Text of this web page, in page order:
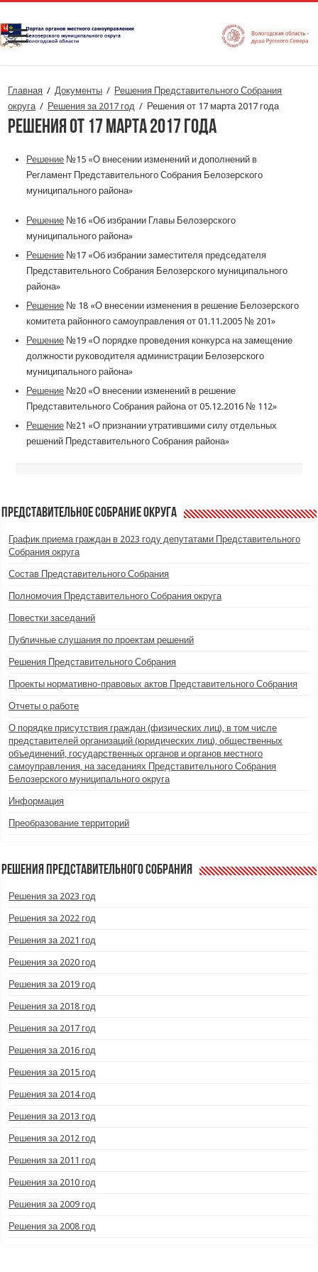
Главная / Документы / Решения Представительного Собрания
округа / Решения за 2017 год / Решения от 17 марта 2017 года
Решения от 17 марта 2017 года
Решение №15 «О внесении изменений и дополнений в
Регламент Представительного Собрания Белозерского
муниципального района»
Решение №16 «Об избрании Главы Белозерского
муниципального района»
Решение №17 «Об избрании заместителя председателя
Представительного Собрания Белозерского муниципального
района»
Решение № 18 «О внесении изменения в решение Белозерского
комитета районного самоуправления от 01.11.2005 № 201»
Решение №19 «О порядке проведения конкурса на замещение
должности руководителя администрации Белозерского
муниципального района»
Решение №20 «О внесении изменений в решение
Представительного Собрания района от 05.12.2016 № 112»
Решение №21 «О признании утратившими силу отдельных
решений Представительного Собрания района»
Представительное Собрание округа
График приема граждан в 2023 году депутатами Представительного
Собрания округа
Состав Представительного Собрания
Полномочия Представительного Собрания округа
Повестки заседаний
Публичные слушания по проектам решений
Решения Представительного Собрания
Проекты нормативно-правовых актов Представительного Собрания
Отчеты о работе
О порядке присутствия граждан (физических лиц), в том числе
представителей организаций (юридических лиц), общественных
объединений, государственных органов и органов местного
самоуправления, на заседаниях Представительного Собрания
Белозерского муниципального округа
Информация
Преобразование территорий
Решения Представительного Собрания
Решения за 2023 год
Решения за 2022 год
Решения за 2021 год
Решения за 2020 год
Решения за 2019 год
Решения за 2018 год
Решения за 2017 год
Решения за 2016 год
Решения за 2015 год
Решения за 2014 год
Решения за 2013 год
Решения за 2012 год
Решения за 2011 год
Решения за 2010 год
Решения за 2009 год
Решения за 2008 год